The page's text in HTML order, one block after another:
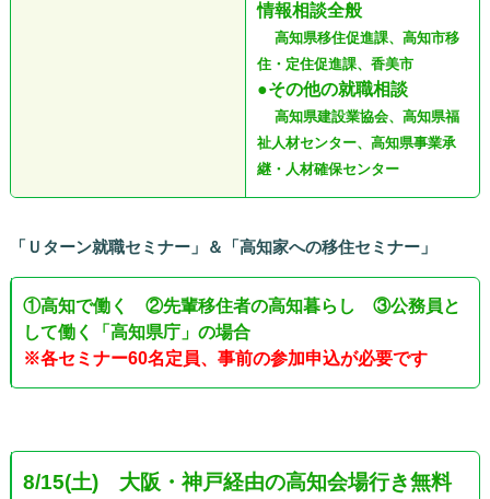
情報相談全般
高知県移住促進課、高知市移
住・定住促進課、香美市
●その他の就職相談
高知県建設業協会、高知県福
祉人材センター、高知県事業承
継・人材確保センター
「Ｕターン就職セミナー」＆「高知家への移住セミナー」
①高知で働く ②先輩移住者の高知暮らし ③公務員と
して働く「高知県庁」の場合
※各セミナー60名定員、事前の参加申込が必要です
8/15(土) 大阪・神戸経由の高知会場行き無料